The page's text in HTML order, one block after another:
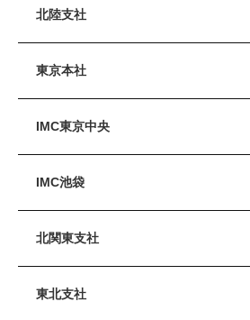
北陸支社
東京本社
IMC東京中央
IMC池袋
北関東支社
東北支社